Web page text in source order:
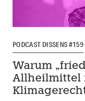
PODCAST DISSENS #159
Warum
Allheilmittel